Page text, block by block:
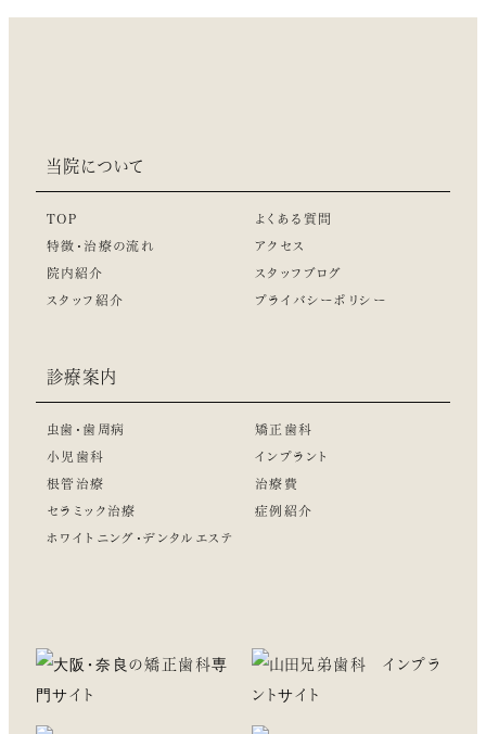
当院について
TOP
特徴・治療の流れ
院内紹介
スタッフ紹介
よくある質問
アクセス
スタッフブログ
プライバシーポリシー
診療案内
虫歯・歯周病
小児歯科
根管治療
セラミック治療
ホワイトニング・デンタルエステ
矯正歯科
インプラント
治療費
症例紹介